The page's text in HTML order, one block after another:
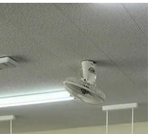
話し合いの楽し
さを知ろう!! 〜」